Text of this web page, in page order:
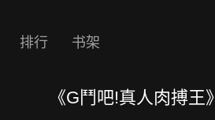
排行 书架
《G鬥吧!真人肉搏王》